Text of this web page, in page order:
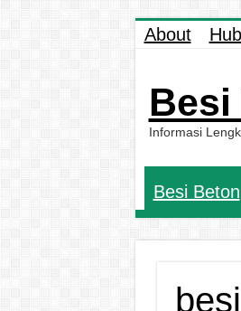
About
Besi
Informasi
Besi Beton